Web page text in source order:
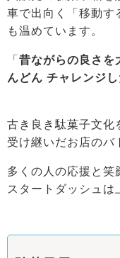
車で出向く「移動す
も温めています。
「 昔ながらの良さを
んどん チャレンジ
古き良き駄菓子文化
受け継いだお店のバ
多くの人の応援と笑
スタートダッシュは